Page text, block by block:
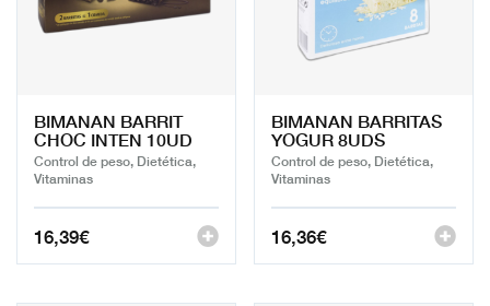
BIMANAN BARRIT
CHOC INTEN 10UD
Control de peso, Dietética,
Vitaminas
16,39€
BIMANAN BARRITAS
YOGUR 8UDS
Control de peso, Dietética,
Vitaminas
16,36€